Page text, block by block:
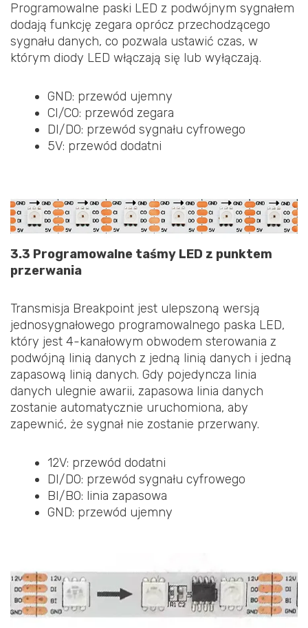
Programowalne paski LED z podwójnym sygnałem
dodają funkcję zegara oprócz przechodzącego
sygnału danych, co pozwala ustawić czas, w
którym diody LED włączają się lub wyłączają.
GND: przewód ujemny
CI/CO: przewód zegara
DI/DO: przewód sygnału cyfrowego
5V: przewód dodatni
3.3 Programowalne taśmy LED z punktem
przerwania
Transmisja Breakpoint jest ulepszoną wersją
jednosygnałowego programowalnego paska LED,
który jest 4-kanałowym obwodem sterowania z
podwójną linią danych z jedną linią danych i jedną
zapasową linią danych. Gdy pojedyncza linia
danych ulegnie awarii, zapasowa linia danych
zostanie automatycznie uruchomiona, aby
zapewnić, że sygnał nie zostanie przerwany.
12V: przewód dodatni
DI/DO: przewód sygnału cyfrowego
BI/BO: linia zapasowa
GND: przewód ujemny